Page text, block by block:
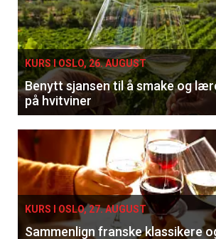
Få ukentlige
KURS I OSLO, 26. AUGUST
Benytt sjansen til å smake og
på hvitviner
KURS I OSLO, 27. AUGUST
Sammenlign franske klassikere